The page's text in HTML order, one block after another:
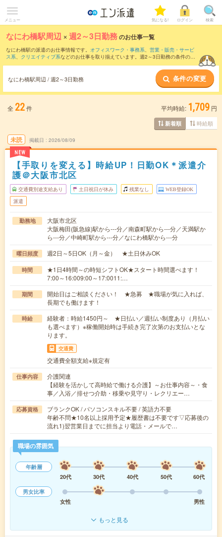
メニュー 気になる! ログイン 検索
なにわ橋駅周辺 ×週2～3日勤務のお仕事一覧
なにわ橋駅の派遣のお仕事情報です。 オフィスワーク・事務系、 営業・販売・サービ
ス系、 クリエイティブ系などのお仕事を取り揃えています。週2～3日勤務の条件の他
なにわ橋駅周辺 / 週2～3日勤務 条件の変更
全 22件 平均時給: 1,709 円
新着順 時給順
未読
NEW
掲載日 2026/08/09
【手取りを変える】時給UP！日勤OK＊派遣介
護＠大阪市北区
交通費別途支給あり 土日祝日が休み 残業なし WEB登録OK
派遣
勤務地
大阪市北区
大阪梅田(阪急線)駅から---分／南森町駅から---分／天満駅か
ら---分／中崎町駅から---分／なにわ橋駅から---分
曜日頻度 週2日～5日OK（月～金） ★土日休みOK
時間
★1日4時間～の時短シフトOK★スタート時間選べます！
7:00～16:009:00～17:0011:…
期間
開始日はご相談ください！ ★急募 ★職場が気に入れば、
長期でも働けます！
時給
経験者：時給1450円～ ★日払い／週払い制度あり（月払い
も選べます）※稼働開始時は手続き完了次第のお支払いとな
ります。
交通費
交通費全額支給※規定有
仕事内容
介護関連
【経験を活かして高時給で働ける介護】～お仕事内容～・食
事／入浴／排せつ介助・移乗や見守り・レクリエー…
応募資格
ブランクOK / パソコンスキル不要 / 英語力不要
年齢不問★10名以上採用予定★履歴書は不要です▽応募後の
流れ1)翌営業日までに担当より電話・メールで…
職場の雰囲気
年齢層
20代
30代 40代 50代
60代
男女比率
女性
男性
もっと見る